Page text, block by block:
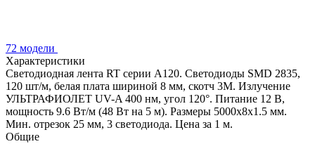
72 модели
Характеристики
Светодиодная лента RT серии A120. Светодиоды SMD 2835,
120 шт/м, белая плата шириной 8 мм, скотч 3M. Излучение
УЛЬТРАФИОЛЕТ UV-A 400 нм, угол 120°. Питание 12 В,
мощность 9.6 Вт/м (48 Вт на 5 м). Размеры 5000x8x1.5 мм.
Мин. отрезок 25 мм, 3 светодиода. Цена за 1 м.
Общие